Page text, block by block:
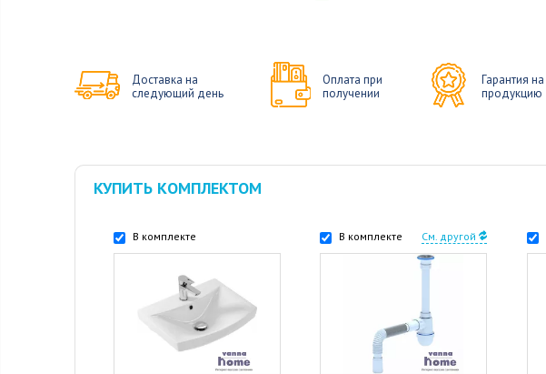
Доставка на
следующий день
Оплата при
получении
Гарантия на
продукцию
КУПИТЬ КОМПЛЕКТОМ
В комплекте В комплекте См. другой